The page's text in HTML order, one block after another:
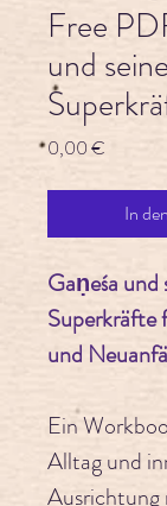
Free
und
0,00 €
In
Gaṇeśa und
Superkräfte
und
Ein
Alltag und
Ausrichtung